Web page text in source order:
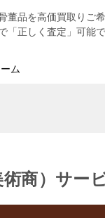
董品を高価買取りご
「正しく査定」可能
ム
商）サー